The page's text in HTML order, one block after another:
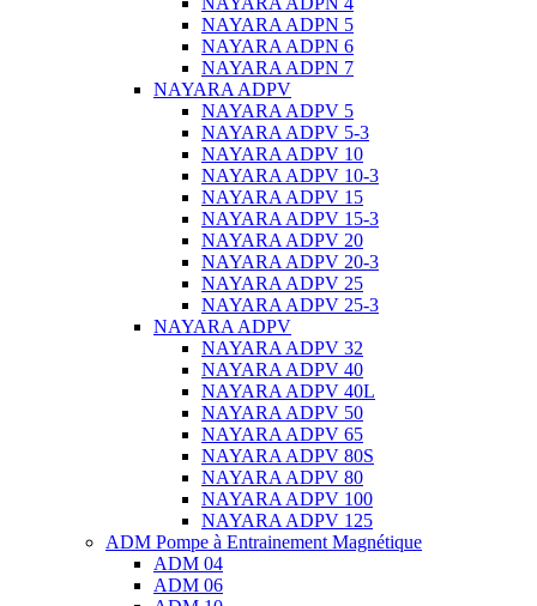
NAYARA ADPN 5
NAYARA ADPN 6
NAYARA ADPN 7
NAYARA ADPV
NAYARA ADPV 5
NAYARA ADPV 5-3
NAYARA ADPV 10
NAYARA ADPV 10-3
NAYARA ADPV 15
NAYARA ADPV 15-3
NAYARA ADPV 20
NAYARA ADPV 20-3
NAYARA ADPV 25
NAYARA ADPV 25-3
NAYARA ADPV
NAYARA ADPV 32
NAYARA ADPV 40
NAYARA ADPV 40L
NAYARA ADPV 50
NAYARA ADPV 65
NAYARA ADPV 80S
NAYARA ADPV 80
NAYARA ADPV 100
NAYARA ADPV 125
ADM Pompe à Entrainement Magnétique
ADM 04
ADM 06